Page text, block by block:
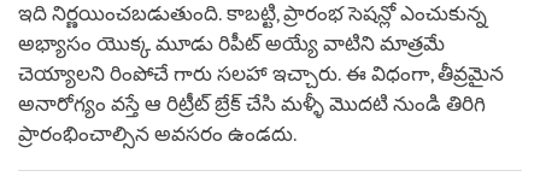
ఇది నిర్ణయించబడుతుంది. కాబట్టి, ప్రారంభ సెషన్లో ఎంచుకున్న
అభ్యాసం యొక్క మూడు రిపీట్ అయ్యే వాటిని మాత్రమే
చెయ్యాలని రింపోచే గారు సలహా ఇచ్చారు. ఈ విధంగా, తీవ్రమైన
అనారోగ్యం వస్తే ఆ రిట్రీట్ బ్రేక్ చేసి మళ్ళీ మొదటి నుండి తిరిగి
ప్రారంభించాల్సిన అవసరం ఉండదు.